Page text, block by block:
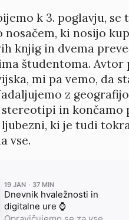
k 3. poglavju, se
nosačem, ki nosijo
knjig in dvema
študentoma. Avtor
mi pa vemo, da
z
stereotipi in končamo
ki je tudi
vse.